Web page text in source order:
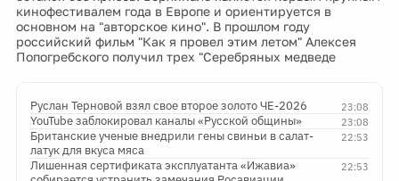
кинофестивалем года в Европе и ориентируется в
основном на "авторское кино". В прошлом году
российский фильм "Как я провел этим летом" Алексея
Попогребского получил трех "Серебряных медведе
23:08
Руслан Терновой взял свое второе золото ЧЕ-2026
23:08
YouTube заблокировал каналы «Русской общины»
22:53
Британские ученые внедрили гены свиньи в салат-
латук для вкуса мяса
22:53
Лишенная сертификата эксплуатанта «Ижавиа»